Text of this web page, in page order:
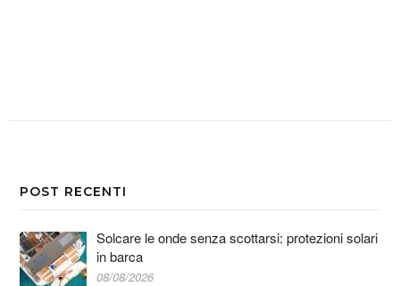
POST RECENTI
Solcare le onde senza scottarsi: protezioni solari
in barca
08/08/2026